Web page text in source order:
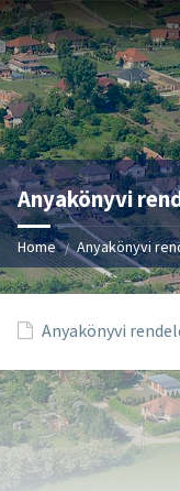
Anyakönyvi
Home Anyakönyvi
Anyakönyvi